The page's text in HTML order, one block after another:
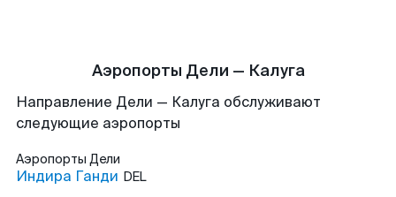
Аэропорты Дели — Калуга
Направление Дели — Калуга обслуживают
следующие аэропорты
Аэропорты Дели
Индира Ганди DEL